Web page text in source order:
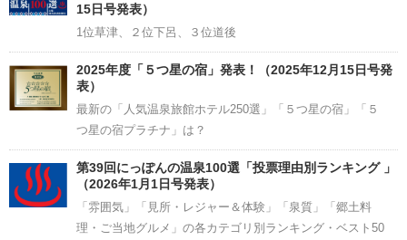
15日号発表）
1位草津、２位下呂、３位道後
2025年度「５つ星の宿」発表！（2025年12月15日号発
表）
最新の「人気温泉旅館ホテル250選」「５つ星の宿」「５
つ星の宿プラチナ」は？
第39回にっぽんの温泉100選「投票理由別ランキング 」
（2026年1月1日号発表）
「雰囲気」「見所・レジャー＆体験」「泉質」「郷土料
理・ご当地グルメ」の各カテゴリ別ランキング・ベスト50